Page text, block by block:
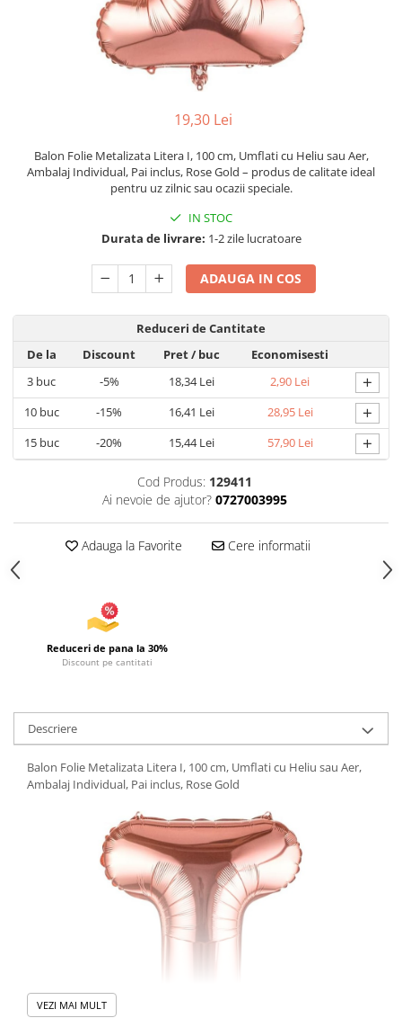
Incalzire si climatizare
Maturi, Perii, Mopuri si Galeti
Produse ingrijire incaltaminte
Radiatoare si Seminee electrice
Steaguri
Uscatoare si Standere Haine
Articole pentru Gradina si Bricolaj
Lampi de veghe
Articole si, Echipamente pentru
Pelerine, Umbrele si Accesorii
Videoproiectoare
Kit-uri Siguranţă Auto
Suporti auto
Accesorii biciclete
Ochelari de Protecţie
Articole de plaja
Pistoale cu apa
Articole Diverse copii
Articole diverse pentru copii
Covorase de joaca
Genti, Portofele, Penare
Jucarii Creative
Jucarii pentru copii
Scaune de masa bebe
19,30 Lei
Balon Folie Metalizata Litera I, 100 cm, Umflati cu Heliu sau Aer,
Ambalaj Individual, Pai inclus, Rose Gold – produs de calitate ideal
pentru uz zilnic sau ocazii speciale.
IN STOC
Durata de livrare: 1-2 zile lucratoare
ADAUGA IN COS
Reduceri de Cantitate
De la
Discount Pret/ buc
Economisesti
3 buc -5% 18,34 Lei 2,90 Lei +
10buc -15% 16,41 Lei 28,95 Lei +
15buc -20% 15,44 Lei 57,90 Lei +
Cod Produs: 129411
Ai nevoie de ajutor? 0727003995
Adauga la Favorite Cere informatii
Reduceri de pana la 30%
Discount pe cantitati
Descriere
Balon Folie Metalizata Litera I, 100 cm, Umflati cu Heliu sau Aer,
Ambalaj Individual, Pai inclus, Rose Gold
VEZI MAI MULT